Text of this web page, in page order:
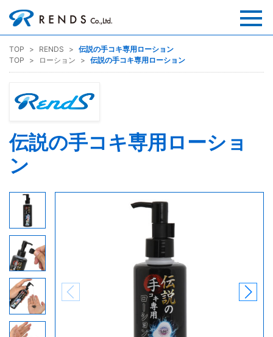
TOP RENDS
伝説の手コキ専用ローション
TOP
ローション 伝説の手コキ専用ローション
伝説の手コキ専用ローショ
ン